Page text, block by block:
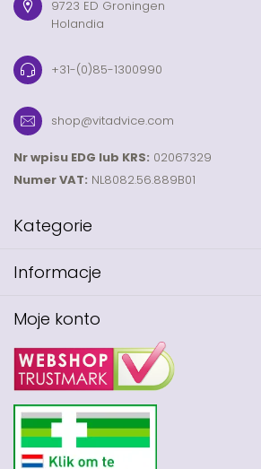
9723 ED Groningen
Holandia
+31-(0)85-1300990
shop@vitadvice.com
Nr wpisu EDG lub KRS: 02067329
Numer VAT: NL8082.56.889B01
Kategorie
Informacje
Moje konto